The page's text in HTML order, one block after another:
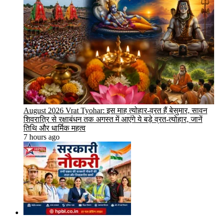
August 2026 Vrat Tyohar: इस माह त्योहार-व्रत हैं बेसुमार, सावन
शिवरात्रि से रक्षाबंधन तक अगस्त में आएंगे ये बड़े व्रत-त्योहार, जानें
तिथि और धार्मिक महत्व
7 hours ago